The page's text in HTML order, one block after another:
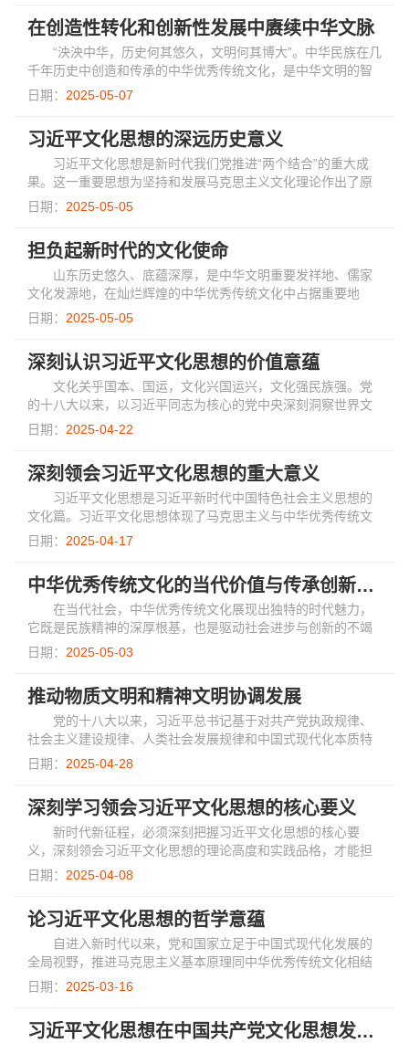
在创造性转化和创新性发展中赓续中华文脉
“泱泱中华，历史何其悠久，文明何其博大”。中华民族在几
千年历史中创造和传承的中华优秀传统文化，是中华文明的智
慧结晶和精华所在，是中华民族的根和魂，也是中国式现代化
日期： 2025-05-07
习近平文化思想的深远历史意义
习近平文化思想是新时代我们党推进“两个结合”的重大成
果。这一重要思想为坚持和发展马克思主义文化理论作出了原
创性贡献，有力引领新时代宣传思想文化工作展开一系列变革
日期： 2025-05-05
担负起新时代的文化使命
山东历史悠久、底蕴深厚，是中华文明重要发祥地、儒家
文化发源地，在灿烂辉煌的中华优秀传统文化中占据重要地
位。为中华优秀传统文化“两创”破题开路，为文化传承发展打头
日期： 2025-05-05
深刻认识习近平文化思想的价值意蕴
文化关乎国本、国运，文化兴国运兴，文化强民族强。党
的十八大以来，以习近平同志为核心的党中央深刻洞察世界文
化、人类文明的发展格局，深刻把握历史发展趋势和新时代实
日期： 2025-04-22
深刻领会习近平文化思想的重大意义
习近平文化思想是习近平新时代中国特色社会主义思想的
文化篇。习近平文化思想体现了马克思主义与中华优秀传统文
化的内在契合，也体现了经济发展与文化发展同频、同向的高
日期： 2025-04-17
中华优秀传统文化的当代价值与传承创新路径
在当代社会，中华优秀传统文化展现出独特的时代魅力，
它既是民族精神的深厚根基，也是驱动社会进步与创新的不竭
动力。其中蕴含的哲学智慧、道德观念和艺术审美，为现代社
日期： 2025-05-03
推动物质文明和精神文明协调发展
党的十八大以来，习近平总书记基于对共产党执政规律、
社会主义建设规律、人类社会发展规律和中国式现代化本质特
征的全面深入把握，提出并深刻阐发了“中国特色社会主义是物
日期： 2025-04-28
深刻学习领会习近平文化思想的核心要义
新时代新征程，必须深刻把握习近平文化思想的核心要
义，深刻领会习近平文化思想的理论高度和实践品格，才能担
负起新的文化使命，在以中国式现代化全面推进强国建设、民
日期： 2025-04-08
论习近平文化思想的哲学意蕴
自进入新时代以来，党和国家立足于中国式现代化发展的
全局视野，推进马克思主义基本原理同中华优秀传统文化相结
合，原创性赋予中华优秀传统文化以现代性发展，创造性构筑
日期： 2025-03-16
习近平文化思想在中国共产党文化思想发展中的原创性贡献